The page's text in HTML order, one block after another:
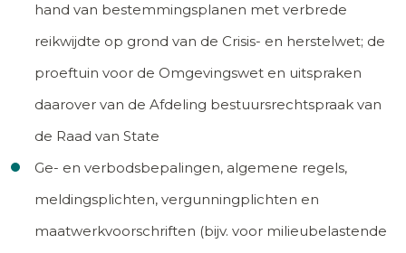
hand van bestemmingsplanen met verbrede
reikwijdte op grond van de Crisis- en herstelwet; de
proeftuin voor de Omgevingswet en uitspraken
daarover van de Afdeling bestuursrechtspraak van
de Raad van State
Ge- en verbodsbepalingen, algemene regels,
meldingsplichten, vergunningplichten en
maatwerkvoorschriften (bijv. voor milieubelastende